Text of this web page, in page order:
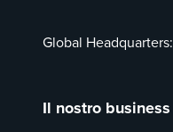
Global Headquarters:
Il nostro business